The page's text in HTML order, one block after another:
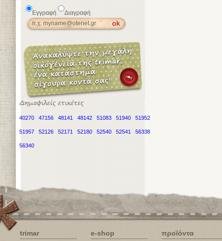
Εγγραφή Διαγραφή
40270 47156 48141 48142 51083 51940 51952
51957 52126 52171 52180 52540 52541 56338
56340
trimar e-shop προϊόντα